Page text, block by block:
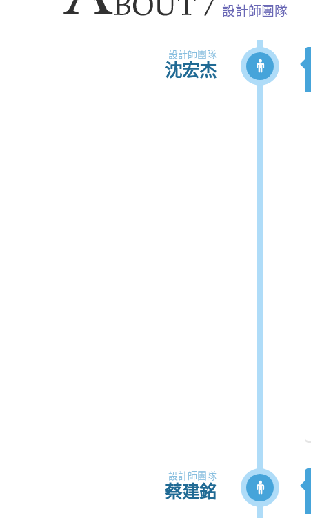
設計師團隊
設計師團隊
沈宏杰
設計師團隊
蔡建銘